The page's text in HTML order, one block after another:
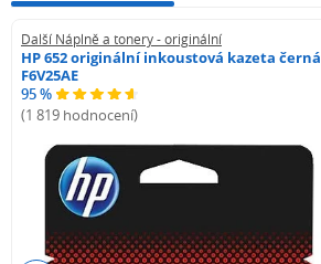
Další Náplně a tonery - originální
HP 652 originální inkoustová kazeta černá
F6V25AE
95 %
(1 819 hodnocení)